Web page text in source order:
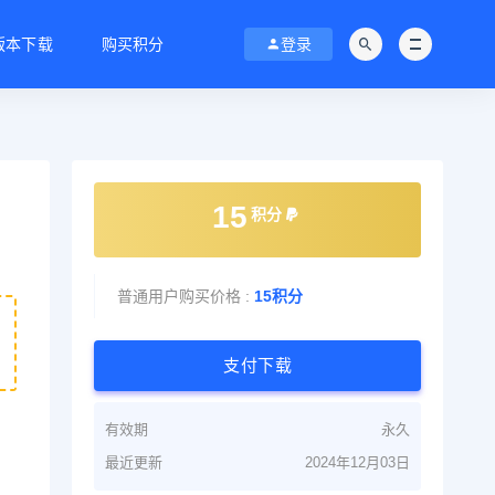
本下载 购买积分 登录
15 积分
普通用户购买价格 : 15积分
支付下载
有效期
永久
最近更新
2024年12月03日